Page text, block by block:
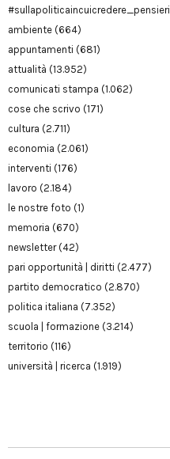
#sullapoliticaincuicredere_pensieri
ambiente (664)
appuntamenti (681)
attualità (13.952)
comunicati stampa (1.062)
cose che scrivo (171)
cultura (2.711)
economia (2.061)
interventi (176)
lavoro (2.184)
le nostre foto (1)
memoria (670)
newsletter(42)
pari opportunità | diritti (2.477)
partito democratico (2.870)
politica italiana (7.352)
scuola | formazione (3.214)
territorio (116)
università | ricerca (1.919)